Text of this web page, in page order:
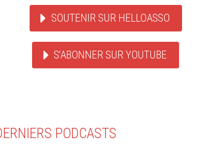
SOUTENIR SUR HELLOASSO
S'ABONNER SUR YOUTUBE
PODCASTS